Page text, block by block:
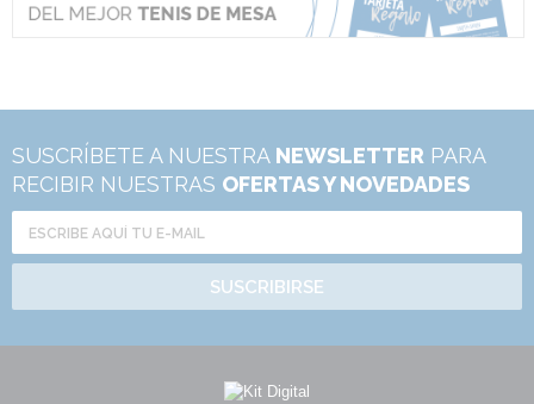
SUSCRÍBETE A NUESTRA NEWSLETTER PARA
RECIBIR NUESTRAS OFERTAS Y NOVEDADES
SUSCRIBIRSE